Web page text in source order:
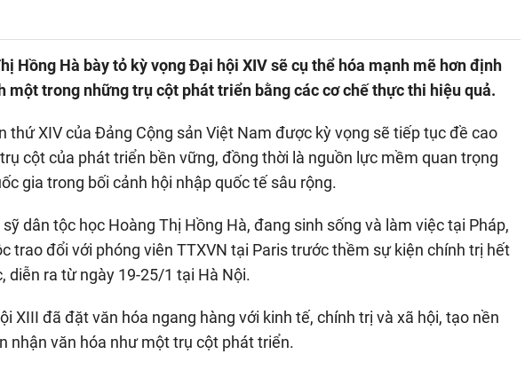
Hồng Hà bày tỏ kỳ vọng Đại hội XIV sẽ cụ thể hóa mạnh mẽ hơn định
một trong những trụ cột phát triển bằng các cơ chế thực thi hiệu quả.
thứ XIV của Đảng Cộng sản Việt Nam được kỳ vọng sẽ tiếp tục đề cao
cột của phát triển bền vững, đồng thời là nguồn lực mềm quan trọng
gia trong bối cảnh hội nhập quốc tế sâu rộng.
dân tộc học Hoàng Thị Hồng Hà, đang sinh sống và làm việc tại Pháp,
trao đổi với phóng viên TTXVN tại Paris trước thềm sự kiện chính trị hết
diễn ra từ ngày 19-25/1 tại Hà Nội.
XIII đã đặt văn hóa ngang hàng với kinh tế, chính trị và xã hội, tạo nền
nhận văn hóa như một trụ cột phát triển.